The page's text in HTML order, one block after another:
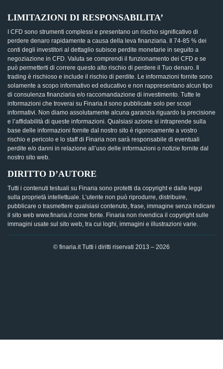
LIMITAZIONI DI RESPONSABILITA’
I CFD sono strumenti complessi e presentano un rischio significativo di
perdere denaro rapidamente a causa della leva finanziaria. Il 74-85 % dei
conti degli investitori al dettaglio subisce perdite monetarie in seguito a
negoziazione in CFD. Valuta se comprendi il funzionamento dei CFD e se
può permetterti di correre questo alto rischio di perdere il Tuo denaro. Il
trading è rischioso e include il rischio di perdite. Le informazioni fornite sono
solamente a scopo informativo ed educativo e non rappresentano alcun tipo
di consulenza finanziaria e/o raccomandazione di investimento. Tutte le
informazioni che troverai su Finaria.it sono pubblicate solo per scopi
informativi. Non diamo assolutamente alcuna garanzia riguardo la precisione
e l’affidabilità di queste informazioni. Qualsiasi azione si intraprende sulla
base delle informazioni fornite dal nostro sito è rigorosamente a vostro
rischio e pericolo e lo staff di Finaria non sarà responsabile di eventuali
perdite e/o danni in relazione all’uso delle informazioni o notizie fornite dal
nostro sito web.
DIRITTO D’AUTORE
Tutti i contenuti testuali su Finaria sono protetti da copyright e dalle leggi
sulla proprietà intellettuale. L’utente non può riprodurre, distribuire,
pubblicare o trasmettere qualsiasi contenuto, frase, immagine senza indicare
il sito web www.finaria.it come fonte. Finaria non rivendica il copyright sulle
immagini usate sul sito web, tra cui loghi, immagini e illustrazioni varie.
© finaria.it Tutti i diritti riservati 2013 – 2026